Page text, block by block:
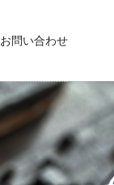
お問い合わせ